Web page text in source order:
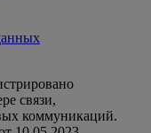
связи,
коммуникаций.